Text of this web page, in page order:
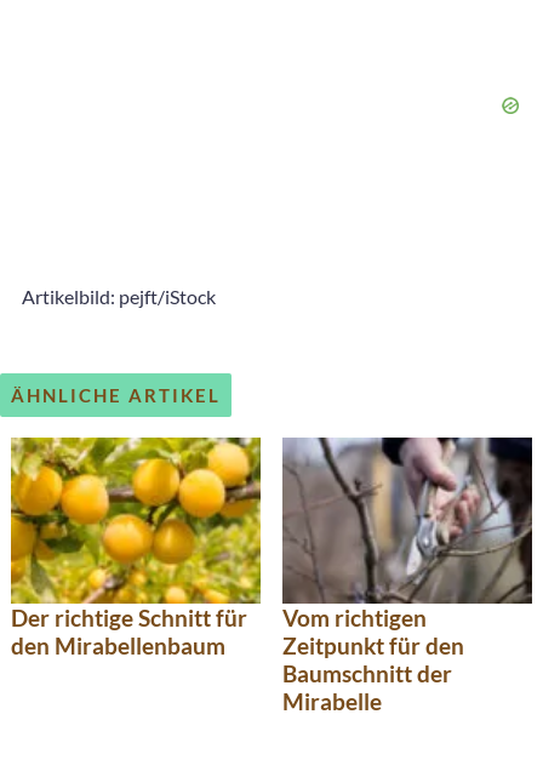
Artikelbild: pejft/iStock
ÄHNLICHE ARTIKEL
Der richtige Schnitt für
den Mirabellenbaum
Vom richtigen
Zeitpunkt für den
Baumschnitt der
Mirabelle